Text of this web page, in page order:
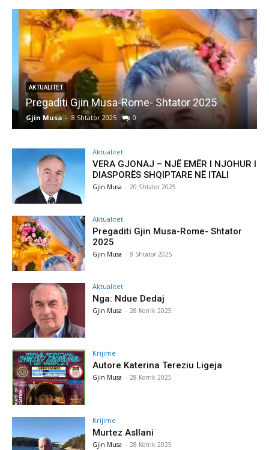
AKTUALITET
Pregaditi Gjin Musa-Rome- Shtator 2025
Gjin Musa - 8 Shtator 2025 0
Aktualitet
VERA GJONAJ – NJË EMËR I NJOHUR I
DIASPORËS SHQIPTARE NË ITALI
Gjin Musa - 20 Shtator 2025
Aktualitet
Pregaditi Gjin Musa-Rome- Shtator
2025
Gjin Musa - 8 Shtator 2025
Aktualitet
Nga: Ndue Dedaj
Gjin Musa - 28 Korrik 2025
Krijime
Autore Katerina Tereziu Ligeja
Gjin Musa - 28 Korrik 2025
Krijime
Murtez Asllani
Gjin Musa - 28 Korrik 2025